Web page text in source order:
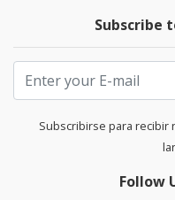
Subscribe
Subscribirse para
Follow